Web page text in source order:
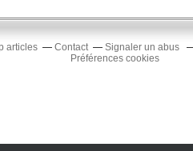
articles Contact Signaler un abus
Préférences cookies